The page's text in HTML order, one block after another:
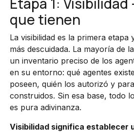
que tienen
La visibilidad es la primera
más descuidada. La mayoría de
un inventario preciso de los
en su entorno: qué agentes
poseen, quién los autorizó y
construidos. Sin esa base, todo
es pura adivinanza.
Visibilidad significa establecer